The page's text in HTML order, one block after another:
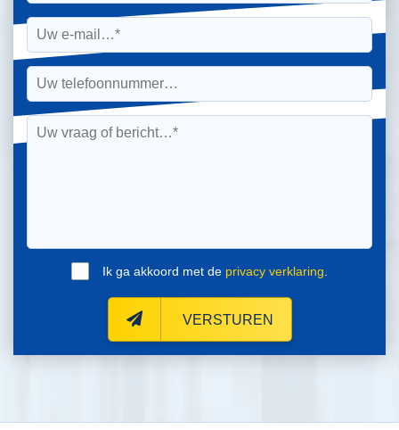
Ik ga akkoord met de privacy verklaring
VERSTUREN